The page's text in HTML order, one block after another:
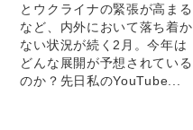
とウクライナの緊張が高まる
など、内外において落ち着か
ない状況が続く2月。今年は
どんな展開が予想されている
のか？先日私のYouTube...